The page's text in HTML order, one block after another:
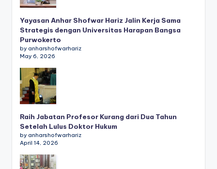
Yayasan Anhar Shofwar Hariz Jalin Kerja Sama
Strategis dengan Universitas Harapan Bangsa
Purwokerto
by anharshofwarhariz
May 6, 2026
Raih Jabatan Profesor Kurang dari Dua Tahun
Setelah Lulus Doktor Hukum
by anharshofwarhariz
April 14, 2026